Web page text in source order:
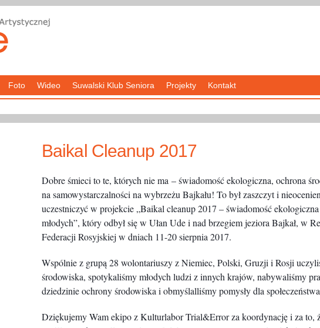
Foto Wideo Suwalski Klub Seniora Projekty Kontakt
Baikal Cleanup 2017
Dobre śmieci to te, których nie ma – świadomość ekologiczna, ochrona
na samowystarczalności na wybrzeżu Bajkału! To był zaszczyt i
uczestniczyć w projekcie „Baikal cleanup 2017 – świadomość
młodych”, który odbył się w Ułan Ude i nad brzegiem jeziora Bajkał, w
Federacji Rosyjskiej w dniach 11-20 sierpnia 2017.
Wspólnie z grupą 28 wolontariuszy z Niemiec, Polski, Gruzji i Rosji
środowiska, spotykaliśmy młodych ludzi z innych krajów, nabywaliśmy
dziedzinie ochrony środowiska i obmyślalliśmy pomysły dla
Dziękujemy Wam ekipo z Kulturlabor Trial&Error za koordynację i za to,